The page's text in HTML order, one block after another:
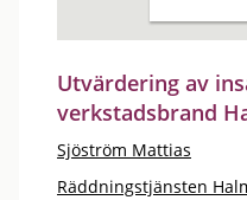
Utvärdering av
verkstadsbrand
Sjöström Mattias
Räddningstjänsten